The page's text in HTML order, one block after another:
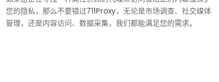
您的隐私，那么不要错过711Proxy，无论是市场调查、社交媒体
管理，还是内容访问、数据采集，我们都能满足您的需求。